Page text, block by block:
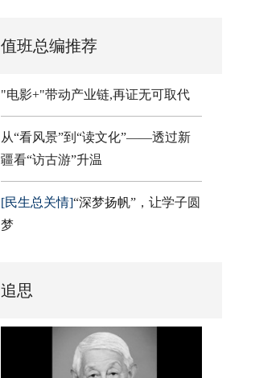
值班总编推荐
"电影+"带动产业链,再证无可取代
从“看风景”到“读文化”——透过新
疆看“访古游”升温
[民生总关情]“深梦扬帆”，让学子圆
梦
追思